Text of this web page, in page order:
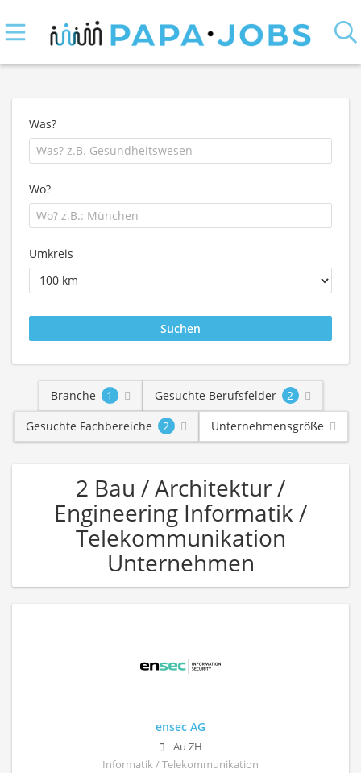
Was?
Wo?
Umkreis
Branche 1 Gesuchte Berufsfelder
2
Gesuchte Fachbereiche
2 Unternehmensgröße
2 Bau / Architektur /
Engineering Informatik /
Telekommunikation
Unternehmen
ensec AG
Au ZH
Informatik / Telekommunikation